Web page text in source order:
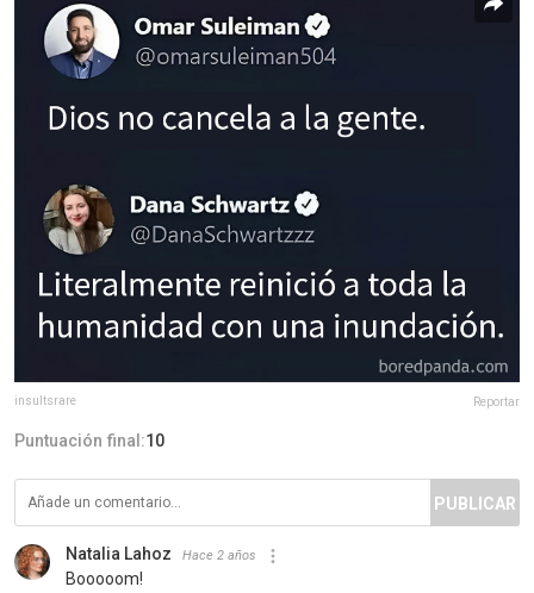
insultsrare Reportar
Puntuación final:10
PUBLICAR
Natalia Lahoz Hace 2 años
Booooom!